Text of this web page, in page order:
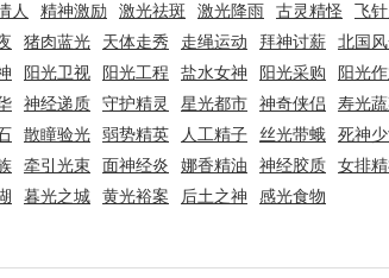
人 精神激励 激光祛斑 激光降雨 古灵精怪 飞
猪肉蓝光 天体走秀 走绳运动 拜神讨薪 北国
阳光卫视 阳光工程 盐水女神 阳光采购 阳光
神经递质 守护精灵 星光都市 神奇侠侣 寿光
散瞳验光 弱势精英 人工精子 丝光带蛾 死神
牵引光束 面神经炎 娜香精油 神经胶质 女排
暮光之城 黄光裕案 后土之神 感光食物